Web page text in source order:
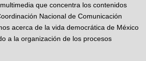
que concentra los contenidos
Nacional de Comunicación
acerca de la vida democrática de México
a la organización de los procesos